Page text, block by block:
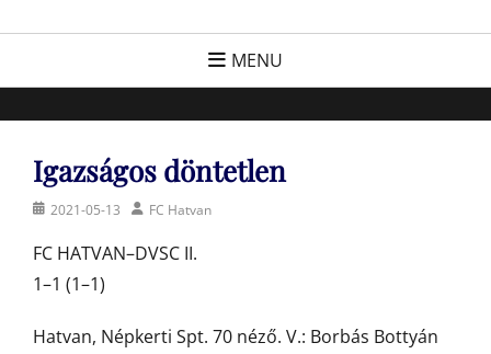
FC Hatvan
Egyesület a hatvani labdarúgásért, sportért!
MENU
Igazságos döntetlen
Posted2021-05-13 AuthorFC Hatvan
FC HATVAN–DVSC II.
1–1 (1–1)
Hatvan, Népkerti Spt. 70 néző. V.: Borbás Bottyán